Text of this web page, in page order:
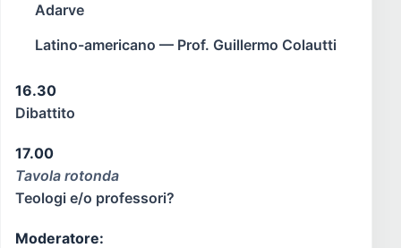
Adarve
Latino-americano — Prof. Guillermo Colautti
16.30
Dibattito
17.00
Tavola rotonda
Teologi e/o professori?
Moderatore: